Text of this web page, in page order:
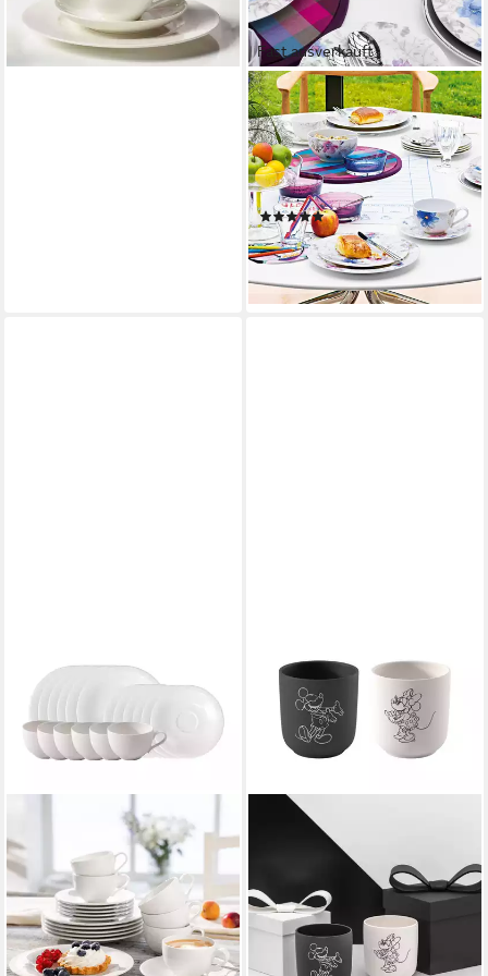
Germany
lieferbar - in 2-3 Werktagen bei dir
Fast ausverkauft
VILLEROY & BOCH
Kaffeeservice Mariefleur Gris
Basic (18-tlg), 6 Personen,
Fine China-Porzellan, Made in
Germany, Fine China Porzellan
(5)
ab 235,92 € UVP382,80 €
-38%
lieferbar - in 2-4 Werktagen bei dir
LIKE. BY VILLEROY & BOCH
Kaffeeservice Essential
Kaffee-Service (18-tlg), 6
Personen, Porzellan, Premium
Porzellan
ab 111,45 € UVP129,00 €
-14%